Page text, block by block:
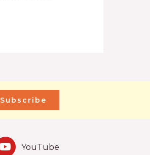
Subscribe
YouTube